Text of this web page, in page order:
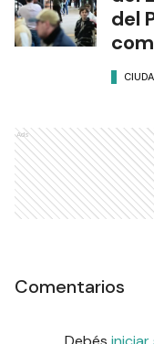
del
Ads
Comentarios